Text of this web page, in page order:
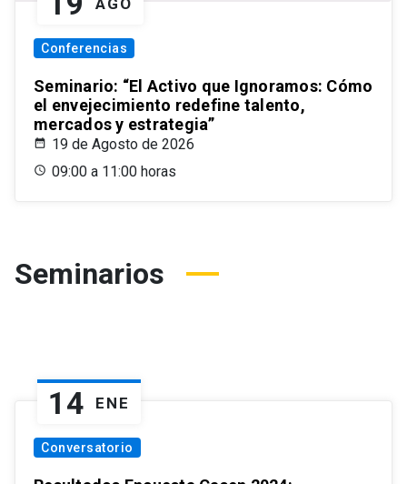
AGO
Conferencias
Seminario: “El Activo que Ignoramos: Cómo
el envejecimiento redefine talento,
mercados y estrategia”
19 de Agosto de 2026
09:00 a 11:00 horas
Seminarios
14 ENE
Conversatorio